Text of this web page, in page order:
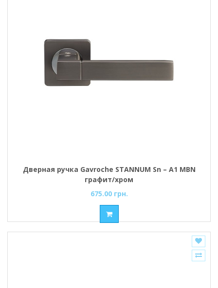
Дверная ручка Gavroche STANNUM Sn – A1 MBN
графит/хром
675.00 грн.